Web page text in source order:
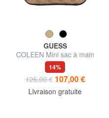
GUESS
COLEEN Mini sac à main
avec bandoulière
14%
125,00 € 107,00 €
Livraison gratuite